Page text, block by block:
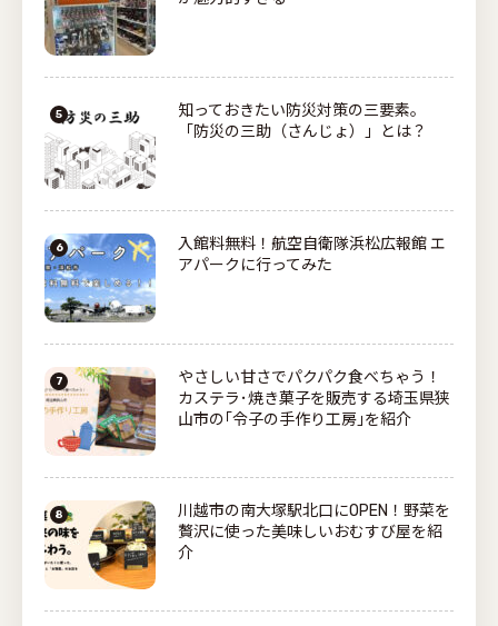
知っておきたい防災対策の三要素。
「防災の三助（さんじょ）」とは？
入館料無料！航空自衛隊浜松広報館 エ
アパークに行ってみた
やさしい甘さでパクパク食べちゃう！
カステラ･焼き菓子を販売する埼玉県狭
山市の｢令子の手作り工房｣を紹介
川越市の南大塚駅北口にOPEN！野菜を
贅沢に使った美味しいおむすび屋を紹
介